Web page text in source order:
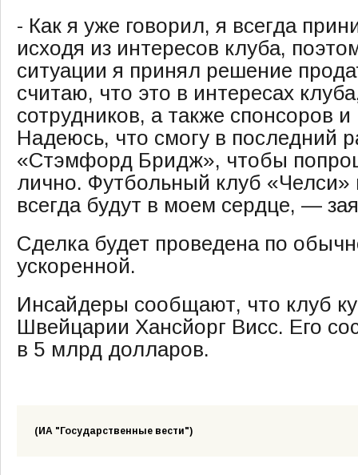
- Как я уже говорил, я всегда
исходя из интересов клуба,
ситуации я принял решение
считаю, что это в интересах
сотрудников, а также спонсоров
Надеюсь, что смогу в последний
«Стэмфорд Бридж», чтобы
лично. Футбольный клуб «Челси»
всегда будут в моем сердце, —
Сделка будет проведена по
ускоренной.
Инсайдеры сообщают, что клуб
Швейцарии Хансйорг Висс. Его
в 5 млрд долларов.
(ИА "Государственные вести")